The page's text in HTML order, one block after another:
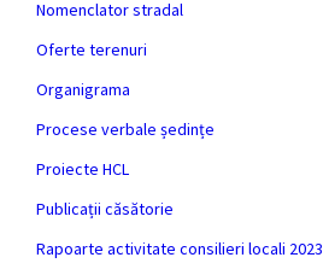
Nomenclator stradal
Oferte terenuri
Organigrama
Procese verbale ședințe
Proiecte HCL
Publicații căsătorie
Rapoarte activitate consilieri locali 2023